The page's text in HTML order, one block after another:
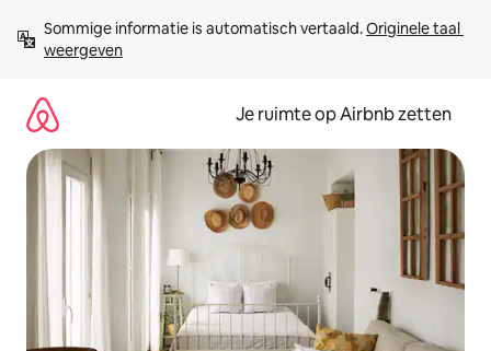
direct
naar
Sommige informatie is automatisch vertaald. Originele taal
weergeven
Je ruimte op Airbnb zetten